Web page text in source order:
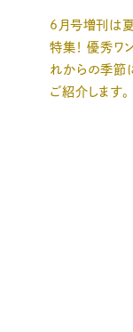
6月号増刊は
特集！ 優秀ワ
れからの季節
ご紹介します。